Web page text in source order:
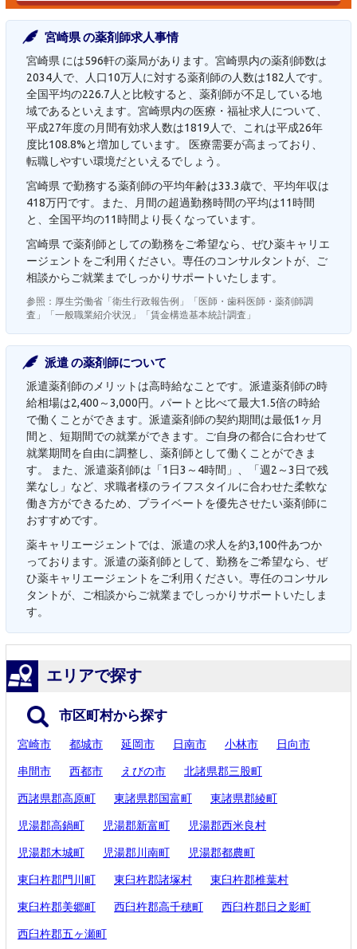
宮崎県 の薬剤師求人事情
宮崎県 には596軒の薬局があります。宮崎県内の薬剤師数は
2034人で、人口10万人に対する薬剤師の人数は182人です。
全国平均の226.7人と比較すると、薬剤師が不足している地
域であるといえます。宮崎県内の医療・福祉求人について、
平成27年度の月間有効求人数は1819人で、これは平成26年
度比108.8%と増加しています。 医療需要が高まっており、
転職しやすい環境だといえるでしょう。
宮崎県 で勤務する薬剤師の平均年齢は33.3歳で、平均年収は
418万円です。また、月間の超過勤務時間の平均は11時間
と、全国平均の11時間より長くなっています。
宮崎県 で薬剤師としての勤務をご希望なら、ぜひ薬キャリエ
ージェントをご利用ください。専任のコンサルタントが、ご
相談からご就業までしっかりサポートいたします。
参照：厚生労働省「衛生行政報告例」「医師・歯科医師・薬剤師調
査」「一般職業紹介状況」「賃金構造基本統計調査」
派遣 の薬剤師について
派遣薬剤師のメリットは高時給なことです。派遣薬剤師の時
給相場は2,400～3,000円。パートと比べて最大1.5倍の時給
で働くことができます。派遣薬剤師の契約期間は最低1ヶ月
間と、短期間での就業ができます。ご自身の都合に合わせて
就業期間を自由に調整し、薬剤師として働くことができま
す。 また、派遣薬剤師は「1日3～4時間」、「週2～3日で残
業なし」など、求職者様のライフスタイルに合わせた柔軟な
働き方ができるため、プライベートを優先させたい薬剤師に
おすすめです。
薬キャリエージェントでは、派遣の求人を約3,100件あつか
っております。派遣の薬剤師として、勤務をご希望なら、ぜ
ひ薬キャリエージェントをご利用ください。専任のコンサル
タントが、ご相談からご就業までしっかりサポートいたしま
す。
エリアで探す
市区町村から探す
宮崎市 都城市 延岡市 日南市 小林市 日向市
串間市 西都市 えびの市 北諸県郡三股町
西諸県郡高原町 東諸県郡国富町 東諸県郡綾町
児湯郡高鍋町 児湯郡新富町 児湯郡西米良村
児湯郡木城町 児湯郡川南町 児湯郡都農町
東臼杵郡門川町 東臼杵郡諸塚村 東臼杵郡椎葉村
東臼杵郡美郷町 西臼杵郡高千穂町 西臼杵郡日之影町
西臼杵郡五ヶ瀬町